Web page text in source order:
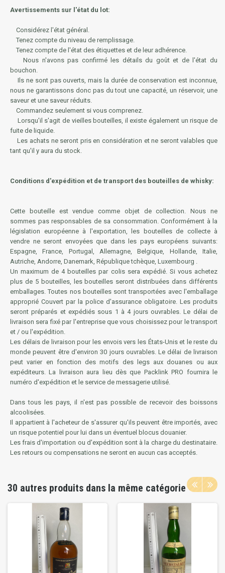
Avertissements sur l'état du lot:
Considérez l'état général.
Tenez compte du niveau de remplissage.
Tenez compte de l'état des étiquettes et de leur adhérence.
Nous n'avons pas confirmé les détails du goût et de l'état du
bouchon.
Ils ne sont pas ouverts, mais la durée de conservation est inconnue,
nous ne garantissons donc pas du tout une capacité, un réservoir, une
saveur et une saveur réduits.
Commandez seulement si vous comprenez.
Lorsqu'il s'agit de vieilles bouteilles, il existe également un risque de
fuite de liquide.
Les achats ne seront pris en considération et ne seront valables que
tant qu'il y aura du stock.
Conditions d'expédition et de transport des bouteilles de whisky:
Cette bouteille est vendue comme objet de collection. Nous ne
sommes pas responsables de sa consommation. Conformément à la
législation européenne à l'exportation, les bouteilles de collecte à
vendre ne seront envoyées que dans les pays européens suivants:
Espagne, France, Portugal, Allemagne, Belgique, Hollande, Italie,
Autriche, Andorre, Danemark, République tchèque, Luxembourg .
Un maximum de 4 bouteilles par colis sera expédié. Si vous achetez
plus de 5 bouteilles, les bouteilles seront distribuées dans différents
emballages. Toutes nos bouteilles sont transportées avec l'emballage
approprié Couvert par la police d'assurance obligatoire. Les produits
seront préparés et expédiés sous 1 à 4 jours ouvrables. Le délai de
livraison sera fixé par l'entreprise que vous choisissez pour le transport
et / ou l'expédition.
Les délais de livraison pour les envois vers les États-Unis et le reste du
monde peuvent être d'environ 30 jours ouvrables. Le délai de livraison
peut varier en fonction des motifs des legs aux douanes ou aux
expéditeurs. La livraison aura lieu dès que Packlink PRO fournira le
numéro d'expédition et le service de messagerie utilisé.
Dans tous les pays, il n'est pas possible de recevoir des boissons
alcoolisées.
Il appartient à l'acheteur de s'assurer qu'ils peuvent être importés, avec
un risque potentiel pour lui dans un éventuel blocus douanier.
Les frais d'importation ou d'expédition sont à la charge du destinataire.
Les retours ou compensations ne seront en aucun cas acceptés.
30 autres produits dans la même catégorie